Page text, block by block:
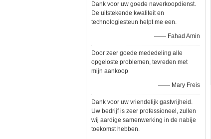
Dank voor uw goede naverkoopdienst.
De uitstekende kwaliteit en
technologiesteun helpt me een.
—— Fahad Amin
Door zeer goede mededeling alle
opgeloste problemen, tevreden met
mijn aankoop
—— Mary Freis
Dank voor uw vriendelijk gastvrijheid.
Uw bedrijf is zeer professioneel, zullen
wij aardige samenwerking in de nabije
toekomst hebben.